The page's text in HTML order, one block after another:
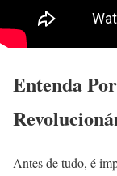
Entenda
Antes de tudo, é